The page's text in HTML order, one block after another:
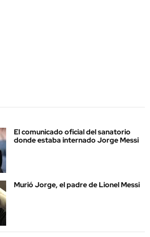
El comunicado oficial del sanatorio
donde estaba internado Jorge Messi
Murió Jorge, el padre de Lionel Messi